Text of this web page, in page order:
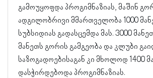
გამოუყოფდა პროგიმნაზიას, მაშინ
ადგილობრივი მმართველობა 1000
სუბსიდიას გადასცემდა მას. 3000
მანეთს გორის გამგეობა და კლუბი
საზოგადოებისაგან კი მხოლოდ 1400
დასჭირდებოდა პროგიმნაზიას.